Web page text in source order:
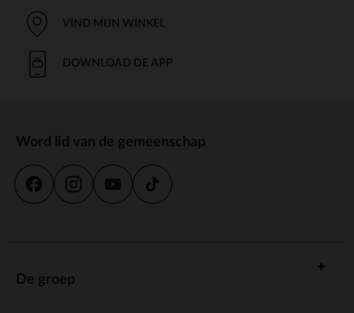
VIND MIJN WINKEL
DOWNLOAD DE APP
Word lid van de gemeenschap
De groep